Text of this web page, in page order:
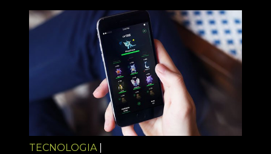
TECNOLOGIA